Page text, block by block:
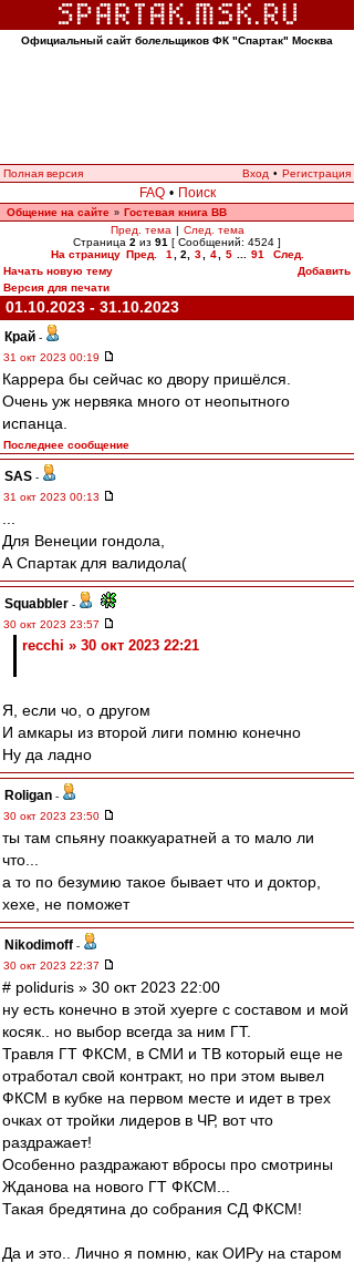
Официальный сайт болельщиков ФК "Спартак" Москва
Полная версия Вход • Регистрация
FAQ • Поиск
Общение на сайте » Гостевая книга ВВ
Пред. тема | След. тема
Страница 2 из 91 [ Сообщений: 4524 ]
На страницу Пред. 1 2 3 4 5 91
След.
Начать новую тему
Добавить
Версия для печати
01.10.2023 - 31.10.2023
Край -
31 окт 2023 00:19
Каррера бы сейчас ко двору пришёлся.
Очень уж нервяка много от неопытного
испанца.
Последнее сообщение
SAS -
31 окт 2023 00:13
Для Венеции гондола,
А Спартак для валидола(
Squabbler -
30 окт 2023 23:57
recchi » 30 окт 2023 22:21
Я, если чо, о другом
И амкары из второй лиги помню конечно
Ну да ладно
Roligan -
30 окт 2023 23:50
ты там спьяну поаккуаратней а то мало ли
что...
а то по безумию такое бывает что и доктор,
хехе, не поможет
Nikodimoff -
30 окт 2023 22:37
# poliduris » 30 окт 2023 22:00
ну есть конечно в этой хуерге с составом и мой
косяк.. но выбор всегда за ним ГТ.
Травля ГТ ФКСМ, в СМИ и ТВ который еще не
отработал свой контракт, но при этом вывел
ФКСМ в кубке на первом месте и идет в трех
очках от тройки лидеров в ЧР, вот что
раздражает!
Особенно раздражают вбросы про смотрины
Жданова на нового ГТ ФКСМ...
Такая бредятина до собрания СД ФКСМ!
Да и это.. Лично я помню, как ОИРу на старом